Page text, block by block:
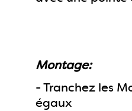
Montage:
- Tranchez les
égaux